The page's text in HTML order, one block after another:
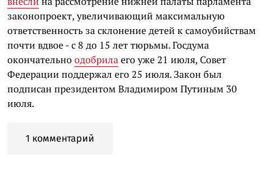
законопроект, увеличивающий максимальную
ответственность за склонение детей к самоубийствам
почти вдвое - с 8 до 15 лет тюрьмы. Госдума
окончательноодобрилаего уже 21 июля, Совет
Федерации поддержал его 25 июля. Закон был
подписан президентом Владимиром Путиным 30
июля.
1 комментарий